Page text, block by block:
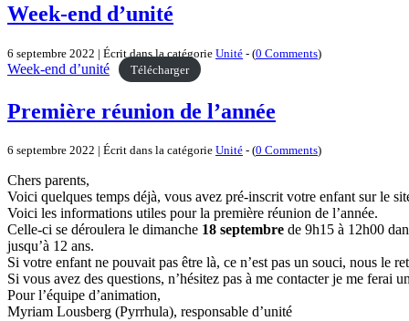
Week-end d’unité
6 septembre 2022 | Écrit dans la catégorie Unité - (0 Comments)
Week-end d’unité Télécharger
Première réunion de l’année
6 septembre 2022 | Écrit dans la catégorie Unité - (0 Comments)
Chers parents,
Voici quelques temps déjà, vous avez pré-inscrit votre enfant sur le
Voici les informations utiles pour la première réunion de l’année.
Celle-ci se déroulera le dimanche 18 septembre de 9h15 à 12h00
jusqu’à 12 ans.
Si votre enfant ne pouvait pas être là, ce n’est pas un souci, nous le
Si vous avez des questions, n’hésitez pas à me contacter je me ferai
Pour l’équipe d’animation,
Myriam Lousberg (Pyrrhula), responsable d’unité